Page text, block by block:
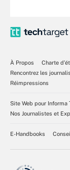
À Propos
Charte
Rencontrez les
Réimpressions
Site Web pour Informa
Nos Journalistes et
E-Handbooks